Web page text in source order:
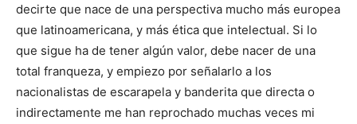
decirte que nace de una perspectiva mucho más europea
que latinoamericana, y más ética que intelectual. Si lo
que sigue ha de tener algún valor, debe nacer de una
total franqueza, y empiezo por señalarlo a los
nacionalistas de escarapela y banderita que directa o
indirectamente me han reprochado muchas veces mi